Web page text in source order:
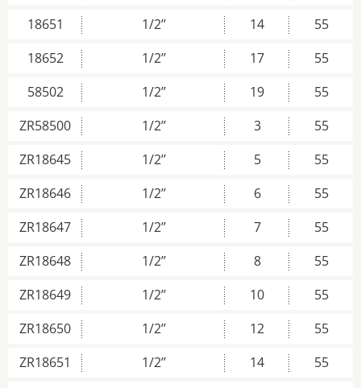
18651
1/2’’ 14
55
18652
1/2’’ 17
55
58502
1/2’’ 19
55
ZR58500
1/2’’ 3
55
ZR18645
1/2’’ 5
55
ZR18646
1/2’’ 6
55
ZR18647
1/2’’ 7
55
ZR18648
1/2’’ 8
55
ZR18649
1/2’’ 10
55
ZR18650
1/2’’ 12
55
ZR18651
1/2’’ 14
55